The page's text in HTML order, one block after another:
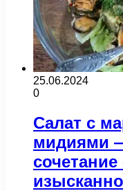
25.06.2024
0
Салат с
мидиями